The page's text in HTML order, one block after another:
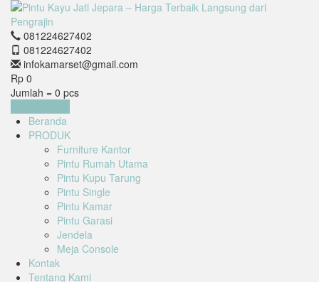
081224627402
081224627402
infokamarset@gmail.com
Rp 0
Jumlah = 0 pcs
Beranda
PRODUK
Furniture Kantor
Pintu Rumah Utama
Pintu Kupu Tarung
Pintu Single
Pintu Kamar
Pintu Garasi
Jendela
Meja Console
Kontak
Tentang Kami